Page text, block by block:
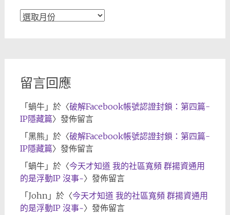
文
留言回應
「 蝸牛」於〈破解Facebook帳號認證封鎖：第四篇-
IP隱藏篇〉發佈留言
「 黑熊 」於〈破解Facebook帳號認證封鎖：第四篇-
IP隱藏篇〉發佈留言
「 蝸牛」於〈今天才知道 我的社區寬頻 群揚資通用
的是浮動IP 沒事~〉發佈留言
「 John」於〈今天才知道 我的社區寬頻 群揚資通用
的是浮動IP 沒事~〉發佈留言